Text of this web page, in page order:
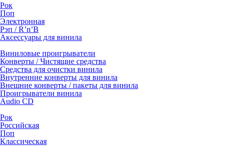
Рок
Поп
Электронная
Рэп / R’n’B
Аксессуары для винила
Виниловые проигрыватели
Конверты / Чистящие средства
Средства для очистки винила
Внутренние конверты для винила
Внешние конверты / пакеты для винила
Проигрыватели винила
Audio CD
Рок
Российская
Поп
Классическая